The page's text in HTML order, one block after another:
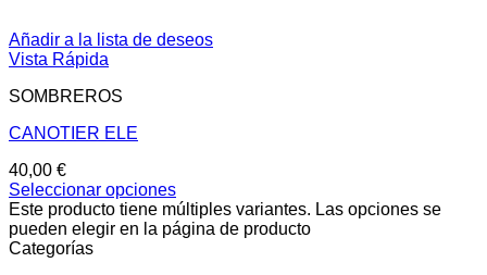
Añadir a la lista de deseos
Vista Rápida
SOMBREROS
CANOTIER ELE
40,00 €
Seleccionar opciones
Este producto tiene múltiples variantes. Las opciones se
pueden elegir en la página de producto
Categorías